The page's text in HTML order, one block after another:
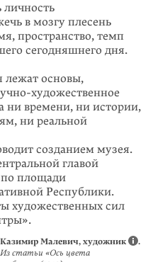
в мозгу плесень
пространство, темп
сегодняшнего дня.
основы,
художе­ственное
ни времени, ни исто­рии,
ни реальной
созданием музея.
главой
по площади
Республики.
худо­же­ственных сил
Казимир Малевич, художник
.
Из статьи «Ось цвета